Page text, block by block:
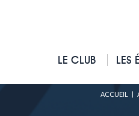
LE CLUB LES
ACCUEIL